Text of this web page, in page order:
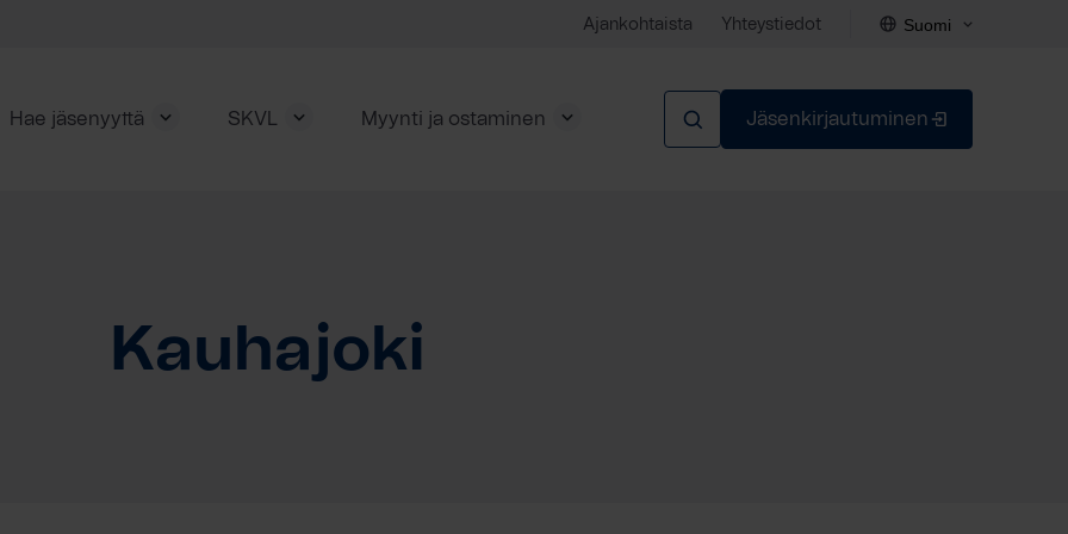
Ajankohtaista Yhteystiedot Suomi
Hae jäsenyyttä SKVL Myynti ja ostaminen Jäsenkirjautuminen
Kauhajoki